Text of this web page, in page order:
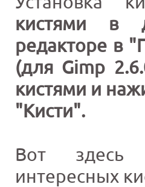
кистями в
редакторе в
(для Gimp
кистями и
"Кисти".
Вот здесь
интересных